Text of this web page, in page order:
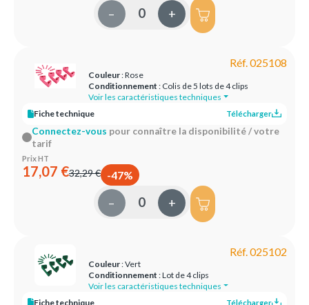
– +
Réf. 025108
Couleur: Rose
Conditionnement : Colis de 5 lots de 4 clips
Voir les caractéristiques techniques
Fiche technique
Télécharger
Connectez-vous pour connaître la disponibilité / votre
tarif
Prix HT
17,07 €32,29 € -47%
– +
Réf. 025102
Couleur: Vert
Conditionnement : Lot de 4 clips
Voir les caractéristiques techniques
Fiche technique
Télécharger